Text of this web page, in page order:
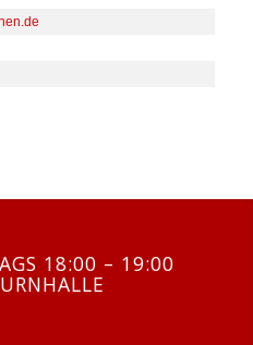
18:00 – 19:00